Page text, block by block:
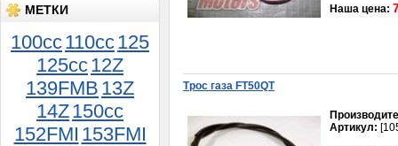
МЕТКИ
100cc110cc125
125cc12Z
139FMB 13Z
14Z150сс
152FMI 153FMI
Фара FT50QT-18
1 400руб.
Наша цена:
Трос газа FT50QT
Артикул: